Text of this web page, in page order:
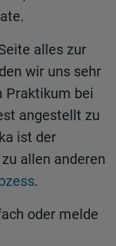
alles zur
wir uns sehr
Praktikum bei
angestellt zu
ist der
allen anderen
.
oder melde